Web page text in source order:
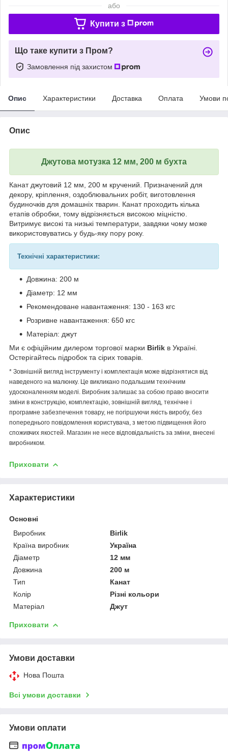
або
Купити з
Що таке купити з Пром?
Замовлення під захистом
Опис Характеристики Доставка Оплата Умови
Опис
Джутова мотузка 12 мм, 200 м бухта
Канат джутовий 12 мм, 200 м кручений. Призначений для
декору, кріплення, оздоблювальних робіт, виготовлення
будиночків для домашніх тварин. Канат проходить кілька
етапів обробки, тому відрізняється високою міцністю.
Витримує високі та низькі температури, завдяки чому може
використовуватись у будь-яку пору року.
Технічні характеристики:
Довжина: 200 м
Діаметр: 12 мм
Рекомендоване навантаження: 130 - 163 кгс
Розривне навантаження: 650 кгс
Матеріал: джут
Ми є офіційним дилером торгової марки Birlik в Україні.
Остерігайтесь підробок та сірих товарів.
* Зовнішній вигляд інструменту і комплектація може відрізнятися від
наведеного на малюнку. Це викликано подальшим технічним
удосконаленням моделі. Виробник залишає за собою право вносити
зміни в конструкцію, комплектацію, зовнішній вигляд, технічне і
програмне забезпечення товару, не погіршуючи якість виробу, без
попереднього повідомлення користувача, з метою підвищення його
споживчих якостей. Магазин не несе відповідальність за зміни, внесені
виробником.
Приховати
Характеристики
Основні
Виробник
Birlik
Країна виробник
Україна
Діаметр
12 мм
Довжина
200 м
Тип
Канат
Колір
Різні кольори
Матеріал
Джут
Приховати
Умови доставки
Нова Пошта
Всі умови доставки
Умови оплати